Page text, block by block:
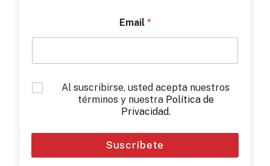
Email *
*
Al suscribirse, usted acepta nuestros
términos y nuestra Política de
Privacidad.
Suscríbete